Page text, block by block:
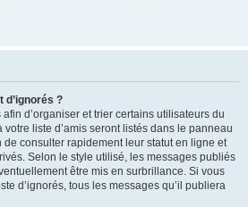
d’ignorés ?
d’organiser et trier certains utilisateurs du
liste d’amis seront listés dans le panneau
de consulter rapidement leur statut en ligne et
Selon le style utilisé, les messages publiés
être mis en surbrillance. Si vous
d’ignorés, tous les messages qu’il publiera